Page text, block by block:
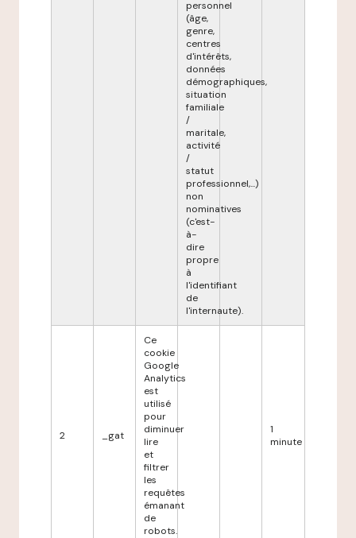
personnel
(âge,
genre,
centres
d'intérêts,
données
démographiques,
situation
familiale
/
maritale,
activité
/
statut
professionnel,...)
non
nominatives
(c'est-
à-
dire
propre
à
l'identifiant
de
l'internaute).
2 _gat
Ce
cookie
Google
Analytics
est
utilisé
pour
diminuer
lire
et
filtrer
les
requêtes
émanant
de
robots.
1
minute